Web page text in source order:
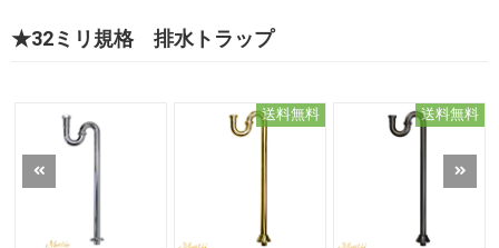
★32ミリ規格 排水トラップ
送料無料 送料無料